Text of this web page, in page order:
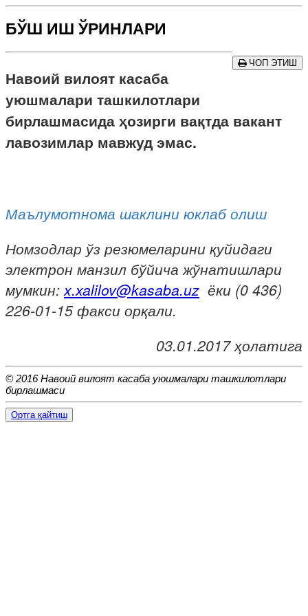
БЎШ ИШ ЎРИНЛАРИ
ЧОП ЭТИШ
Навоий вилоят касаба
уюшмалари ташкилотлари
бирлашмасида ҳозирги вақтда вакант
лавозимлар мавжуд эмас.
Маълумотнома шаклини юклаб олиш
Номзодлар ўз резюмеларини қуйидаги
электрон манзил бўйича жўнатишлари
мумкин: x.xalilov@kasaba.uz ёки (0 436)
226-01-15 факси орқали.
03.01.2017 ҳолатига
© 2016 Навоий вилоят касаба уюшмалари ташкилотлари
бирлашмаси
Ортга қайтиш